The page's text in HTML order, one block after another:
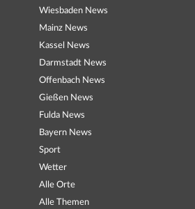
Wiesbaden News
Mainz News
Kassel News
Darmstadt News
Offenbach News
Gießen News
Fulda News
Bayern News
Sport
Wetter
Alle Orte
Alle Themen